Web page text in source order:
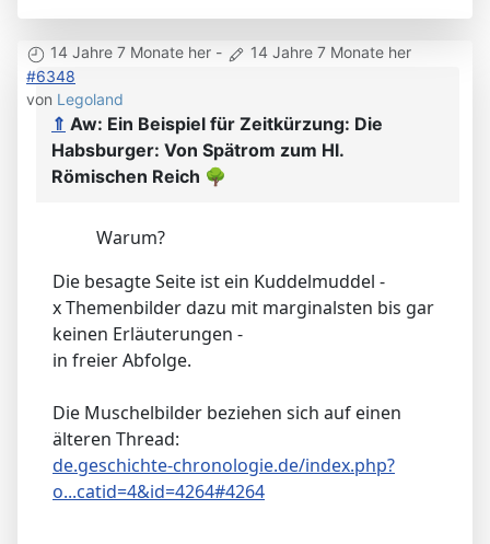
14 Jahre 7 Monate her -
14 Jahre 7 Monate her
#6348
von Legoland
⇑ Aw: Ein Beispiel für Zeitkürzung: Die
Habsburger: Von Spätrom zum Hl.
Römischen Reich 🌳
Warum?
Die besagte Seite ist ein Kuddelmuddel -
x Themenbilder dazu mit marginalsten bis gar
keinen Erläuterungen -
in freier Abfolge.
Die Muschelbilder beziehen sich auf einen
älteren Thread:
de.geschichte-chronologie.de/index.php?
o...catid=4&id=4264#4264